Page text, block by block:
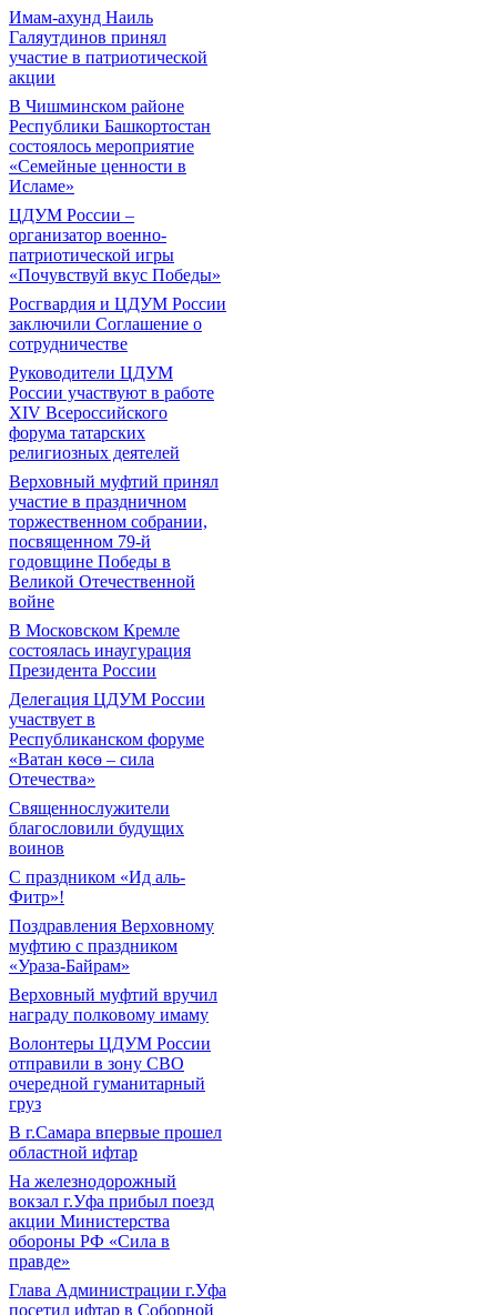
Имам-ахунд Наиль
Галяутдинов принял
участие в патриотической
акции
В Чишминском районе
Республики Башкортостан
состоялось мероприятие
«Семейные ценности в
Исламе»
ЦДУМ России –
организатор военно-
патриотической игры
«Почувствуй вкус Победы»
Росгвардия и ЦДУМ России
заключили Соглашение о
сотрудничестве
Руководители ЦДУМ
России участвуют в работе
XIV Всероссийского
форума татарских
религиозных деятелей
Верховный муфтий принял
участие в праздничном
торжественном собрании,
посвященном 79-й
годовщине Победы в
Великой Отечественной
войне
В Московском Кремле
состоялась инаугурация
Президента России
Делегация ЦДУМ России
участвует в
Республиканском форуме
«Ватан көсө – сила
Отечества»
Священнослужители
благословили будущих
воинов
С праздником «Ид аль-
Фитр»!
Поздравления Верховному
муфтию с праздником
«Ураза-Байрам»
Верховный муфтий вручил
награду полковому имаму
Волонтеры ЦДУМ России
отправили в зону СВО
очередной гуманитарный
груз
В г.Самара впервые прошел
областной ифтар
На железнодорожный
вокзал г.Уфа прибыл поезд
акции Министерства
обороны РФ «Сила в
правде»
Глава Администрации г.Уфа
посетил ифтар в Соборной